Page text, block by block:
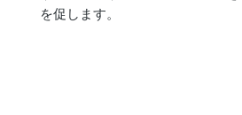
を促します。